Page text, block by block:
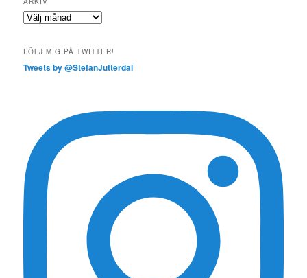
Arkiv
FÖLJ MIG PÅ TWITTER!
Tweets by @StefanJutterdal